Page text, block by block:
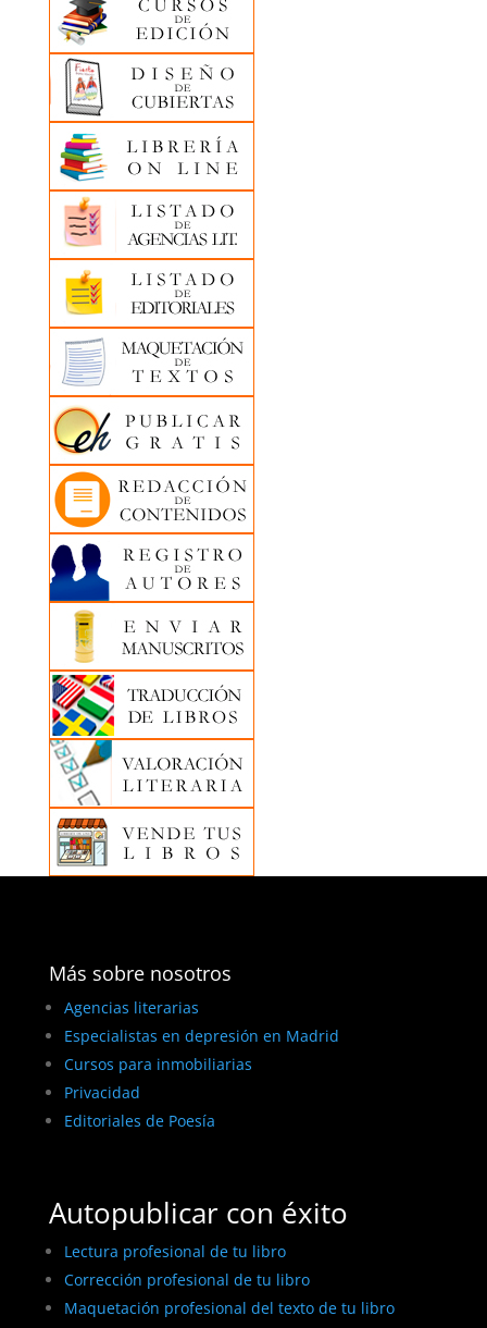
Más sobre nosotros
Agencias literarias
Especialistas en depresión en Madrid
Cursos para inmobiliarias
Privacidad
Editoriales de Poesía
Autopublicar con éxito
Lectura profesional de tu libro
Corrección profesional de tu libro
Maquetación profesional del texto de tu libro